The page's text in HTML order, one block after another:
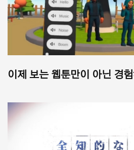
이제 보는 웹툰만이 아닌 경